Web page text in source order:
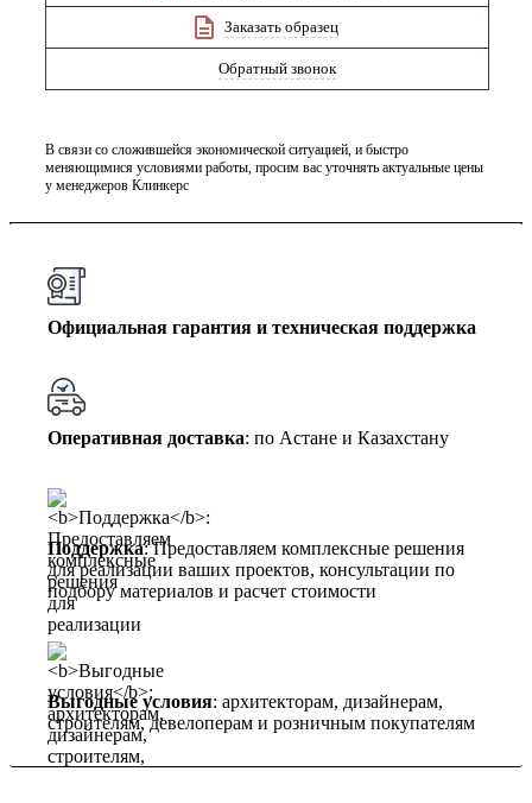
Заказать образец
Обратный звонок
В связи со сложившейся экономической ситуацией, и быстро
меняющимися условиями работы, просим вас уточнять актуальные цены
у менеджеров Клинкерс
Официальная гарантия и техническая поддержка
Оперативная доставка: по Астане и Казахстану
Поддержка: Предоставляем комплексные решения
для реализации ваших проектов, консультации по
подбору материалов и расчет стоимости
Выгодные условия: архитекторам, дизайнерам,
строителям, девелоперам и розничным покупателям